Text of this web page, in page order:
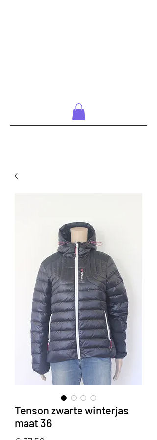
Tenson zwarte winterjas
maat 36